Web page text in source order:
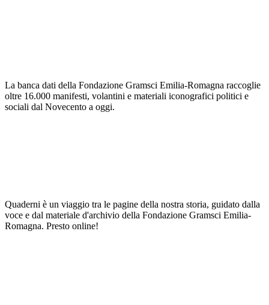
La banca dati della Fondazione Gramsci Emilia-Romagna raccoglie
oltre 16.000 manifesti, volantini e materiali iconografici politici e
sociali dal Novecento a oggi.
Quaderni è un viaggio tra le pagine della nostra storia, guidato dalla
voce e dal materiale d'archivio della Fondazione Gramsci Emilia-
Romagna. Presto online!